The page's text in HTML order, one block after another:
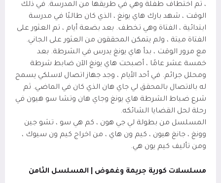
، تم اختطاف طفلة وهي في طريقها من المدرسة. في ذلك
الوقت ، شهد بارك هاي يونغ ، الذي كان طالبًا في مدرسة
ابتدائية ، الفتاة وهي تخطف. بعد بضعة أيام ، تم العثور على
الفتاة ميتة ، ولم يتمكن المحققون من العثور على الجاني.
مع مرور الوقت ، بدأ هاي يونغ يدرس في الشرطة. بعد
خمسة عشر عامًا ، أصبحت هاي يونغ الآن ضابط شرطة
ومحلل جرائم. في أحد الأيام ، وجد جهاز اتصال لاسلكي يسمح
له بالاتصال بالمحقق لي جاي هان الذي كان في الماضي. ثم
شرع ضباط الشرطة هاي يونغ وجاي هان وتشا سو هيون في
رحلة لحل القضايا الشائكه.
المسلسل من بطولة لي جي هون ، كم هي سو ، تشو جين
وونغ ، جانغ هيون ، كيم ون هاي ، من اخراج كيم ون سيوك ،
ومن تأليف كيم يون هي.
مسلسلات كورية جريمة وغموض | المسلسل الثامن